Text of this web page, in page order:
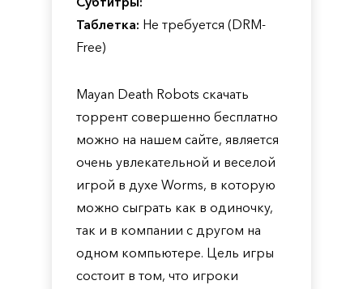
Таблетка: Не требуется (DRM-
Free)
Mayan Death Robots скачать
торрент совершенно бесплатно
можно на нашем сайте, является
очень увлекательной и веселой
игрой в духе Worms, в которую
можно сыграть как в одиночку,
так и в компании с другом на
одном компьютере. Цель игры
состоит в том, что игроки